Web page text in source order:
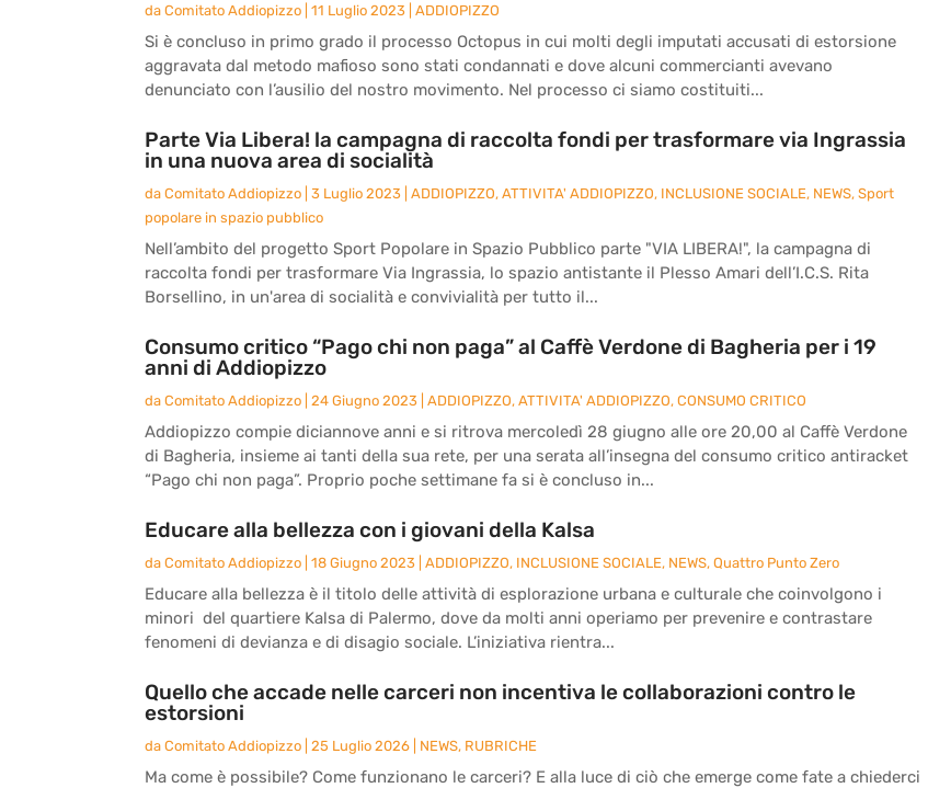
da Comitato Addiopizzo 11 Luglio 2023 ADDIOPIZZO
Si è concluso in primo grado il processo Octopus in cui molti degli imputati accusati di estorsione
aggravata dal metodo mafioso sono stati condannati e dove alcuni commercianti avevano
denunciato con l’ausilio del nostro movimento. Nel processo ci siamo costituiti...
Parte Via Libera! la campagna di raccolta fondi per trasformare via Ingrassia
in una nuova area di socialità
da Comitato Addiopizzo 3 Luglio 2023 ADDIOPIZZO, ATTIVITA' ADDIOPIZZO, INCLUSIONE SOCIALE, NEWS, Sport
popolare in spazio pubblico
Nell’ambito del progetto Sport Popolare in Spazio Pubblico parte "VIA LIBERA!", la campagna di
raccolta fondi per trasformare Via Ingrassia, lo spazio antistante il Plesso Amari dell’I.C.S. Rita
Borsellino, in un'area di socialità e convivialità per tutto il...
Consumo critico “Pago chi non paga” al Caffè Verdone di Bagheria per i 19
anni di Addiopizzo
da Comitato Addiopizzo 24 Giugno 2023 ADDIOPIZZO, ATTIVITA' ADDIOPIZZO, CONSUMO CRITICO
Addiopizzo compie diciannove anni e si ritrova mercoledì 28 giugno alle ore 20,00 al Caffè Verdone
di Bagheria, insieme ai tanti della sua rete, per una serata all’insegna del consumo critico antiracket
“Pago chi non paga”. Proprio poche settimane fa si è concluso in...
Educare alla bellezza con i giovani della Kalsa
da Comitato Addiopizzo 18 Giugno 2023 ADDIOPIZZO, INCLUSIONE SOCIALE, NEWS, Quattro Punto Zero
Educare alla bellezza è il titolo delle attività di esplorazione urbana e culturale che coinvolgono i
minori del quartiere Kalsa di Palermo, dove da molti anni operiamo per prevenire e contrastare
fenomeni di devianza e di disagio sociale. L’iniziativa rientra...
Quello che accade nelle carceri non incentiva le collaborazioni contro le
estorsioni
da Comitato Addiopizzo 25 Luglio 2026 NEWS, RUBRICHE
Ma come è possibile? Come funzionano le carceri? E alla luce di ciò che emerge come fate a chiederci